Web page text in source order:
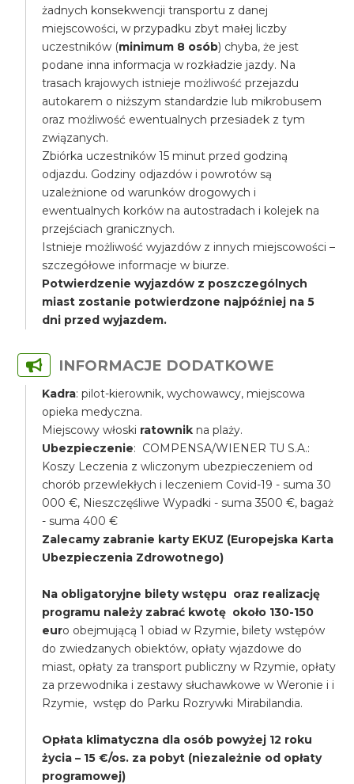
żadnych konsekwencji transportu z danej
miejscowości, w przypadku zbyt małej liczby
uczestników (minimum 8 osób) chyba, że jest
podane inna informacja w rozkładzie jazdy. Na
trasach krajowych istnieje możliwość przejazdu
autokarem o niższym standardzie lub mikrobusem
oraz możliwość ewentualnych przesiadek z tym
związanych.
Zbiórka uczestników 15 minut przed godziną
odjazdu. Godziny odjazdów i powrotów są
uzależnione od warunków drogowych i
ewentualnych korków na autostradach i kolejek na
przejściach granicznych.
Istnieje możliwość wyjazdów z innych miejscowości –
szczegółowe informacje w biurze.
Potwierdzenie wyjazdów z poszczególnych
miast zostanie potwierdzone najpóźniej na 5
dni przed wyjazdem.
INFORMACJE DODATKOWE
Kadra: pilot-kierownik, wychowawcy, miejscowa
opieka medyczna.
Miejscowy włoski ratownik na plaży.
Ubezpieczenie: COMPENSA/WIENER TU S.A.:
Koszy Leczenia z wliczonym ubezpieczeniem od
chorób przewlekłych i leczeniem Covid-19 - suma 30
000 €, Nieszczęśliwe Wypadki - suma 3500 €, bagaż
- suma 400 €
Zalecamy zabranie karty EKUZ (Europejska Karta
Ubezpieczenia Zdrowotnego)
Na obligatoryjne bilety wstępu oraz realizację
programu należy zabrać kwotę około 130-150
euro obejmującą 1 obiad w Rzymie, bilety wstępów
do zwiedzanych obiektów, opłaty wjazdowe do
miast, opłaty za transport publiczny w Rzymie, opłaty
za przewodnika i zestawy słuchawkowe w Weronie i i
Rzymie, wstęp do Parku Rozrywki Mirabilandia.
Opłata klimatyczna dla osób powyżej 12 roku
życia – 15 €/os. za pobyt (niezależnie od opłaty
programowej)